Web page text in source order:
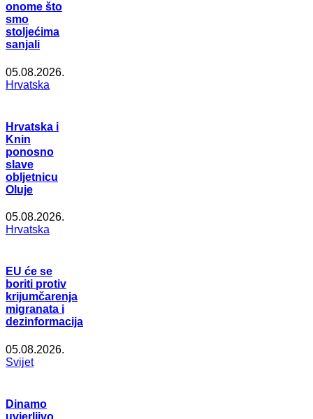
onome što
smo
stoljećima
sanjali
05.08.2026.
Hrvatska
Hrvatska i
Knin
ponosno
slave
obljetnicu
Oluje
05.08.2026.
Hrvatska
EU će se
boriti protiv
krijumčarenja
migranata i
dezinformacija
05.08.2026.
Svijet
Dinamo
uvjerljivo